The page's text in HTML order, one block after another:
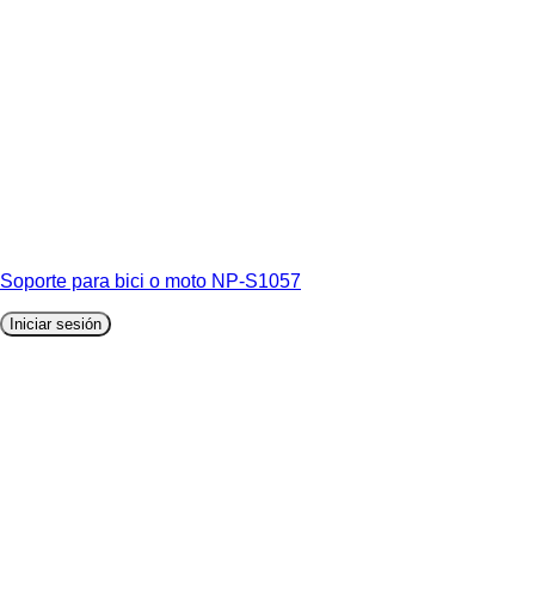
Soporte para bici o moto NP-S1057
Iniciar sesión